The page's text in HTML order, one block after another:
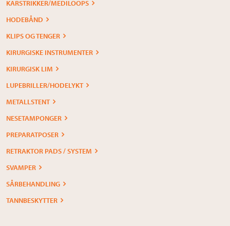
KARSTRIKKER/MEDILOOPS
HODEBÅND
KLIPS OG TENGER
KIRURGISKE INSTRUMENTER
KIRURGISK LIM
LUPEBRILLER/HODELYKT
METALLSTENT
NESETAMPONGER
PREPARATPOSER
RETRAKTOR PADS / SYSTEM
SVAMPER
SÅRBEHANDLING
TANNBESKYTTER